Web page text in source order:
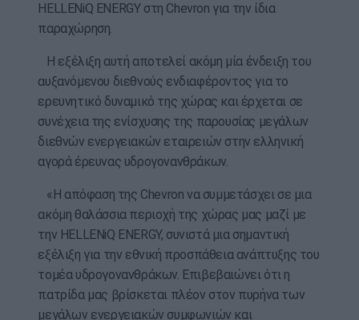
HELLENiQ ENERGY στη Chevron για την ίδια
παραχώρηση.
Η εξέλιξη αυτή αποτελεί ακόμη μία ένδειξη του
αυξανόμενου διεθνούς ενδιαφέροντος για το
ερευνητικό δυναμικό της χώρας και έρχεται σε
συνέχεια της ενίσχυσης της παρουσίας μεγάλων
διεθνών ενεργειακών εταιρειών στην ελληνική
αγορά έρευνας υδρογονανθράκων.
«Η απόφαση της Chevron να συμμετάσχει σε μια
ακόμη θαλάσσια περιοχή της χώρας μας μαζί με
την HELLENiQ ENERGY, συνιστά μια σημαντική
εξέλιξη για την εθνική προσπάθεια ανάπτυξης του
τομέα υδρογονανθράκων. Επιβεβαιώνει ότι η
πατρίδα μας βρίσκεται πλέον στον πυρήνα των
μεγάλων ενεργειακών συμφωνιών και